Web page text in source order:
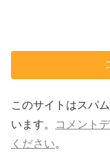
このサイトはスパ
います。
コメント
ください。